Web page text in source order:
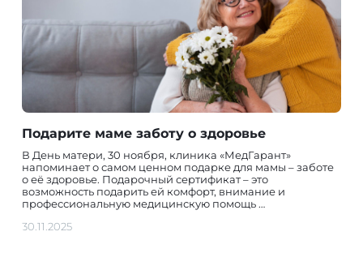
Подарите маме заботу о здоровье
В День матери, 30 ноября, клиника «МедГарант»
напоминает о самом ценном подарке для мамы – заботе
о её здоровье. Подарочный сертификат – это
возможность подарить ей комфорт, внимание и
профессиональную медицинскую помощь …
30.11.2025